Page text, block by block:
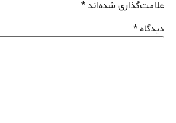
علامت‌گذاری شده‌اند*
دیدگاه*